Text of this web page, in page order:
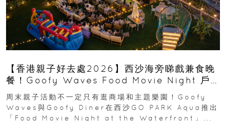
【香港親子好去處2026】西沙海旁睇戲兼食晚
餐！Goofy Waves Food Movie Night 戶
外影院逢週末登場
周末親子活動不一定只有逛商場和主題樂園！Goofy
Waves與Goofy Diner在西沙GO PARK Aqua推出
「Food Movie Night at the Waterfront」...